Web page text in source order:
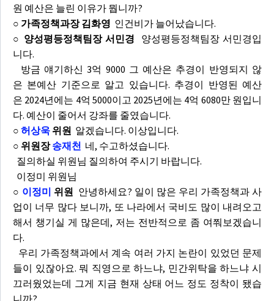
원 예산은 늘린 이유가 뭡니까?
○ 가족정책과장 김화영 인건비가 늘어났습니다.
○ 양성평등정책팀장 서민경 양성평등정책팀장 서민경입
니다.
방금 얘기하신 3억 9000 그 예산은 추경이 반영되지 않
은 본예산 기준으로 알고 있습니다. 추경이 반영된 예산
은 2024년에는 4억 5000이고 2025년에는 4억 6080만 원입니
다. 예산이 줄어서 강좌를 줄였습니다.
○ 허상욱 위원 알겠습니다. 이상입니다.
○ 위원장송재천 네, 수고하셨습니다.
질의하실 위원님 질의하여 주시기 바랍니다.
이정미 위원님
○ 이정미 위원 안녕하세요? 일이 많은 우리 가족정책과 사
업이 너무 많다 보니까, 또 나라에서 국비도 많이 내려오고
해서 챙기실 게 많은데, 저는 전반적으로 좀 여쭤보겠습니
다.
우리 가족정책과에서 계속 여러 가지 논란이 있었던 문제
들이 있잖아요. 뭐 직영으로 하느냐, 민간위탁을 하느냐 시
끄러웠었는데 그게 지금 현재 상태 어느 정도 정착이 됐습
니까?